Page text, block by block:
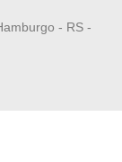
- RS -